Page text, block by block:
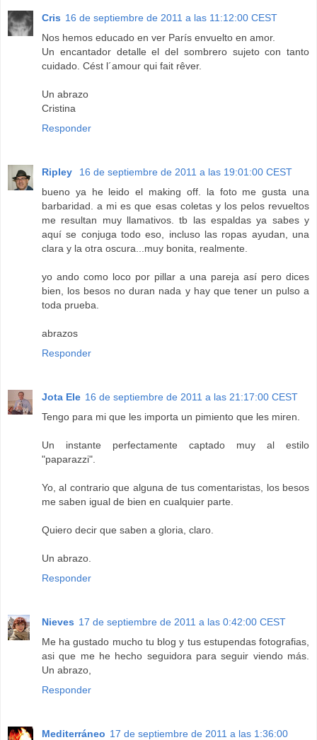
Cris 16 de septiembre de 2011 a las 11:12:00 CEST
Nos hemos educado en ver París envuelto en amor.
Un encantador detalle el del sombrero sujeto con tanto
cuidado. Cést l´amour qui fait rêver.
Un abrazo
Cristina
Responder
Ripley
16 de septiembre de 2011 a las 19:01:00 CEST
bueno ya he leido el making off. la foto me gusta una
barbaridad. a mi es que esas coletas y los pelos revueltos
me resultan muy llamativos. tb las espaldas ya sabes y
aquí se conjuga todo eso, incluso las ropas ayudan, una
clara y la otra oscura...muy bonita, realmente.
yo ando como loco por pillar a una pareja así pero dices
bien, los besos no duran nada y hay que tener un pulso a
toda prueba.
abrazos
Responder
Jota Ele 16 de septiembre de 2011 a las 21:17:00 CEST
Tengo para mi que les importa un pimiento que les miren.
Un instante perfectamente captado muy al estilo
"paparazzi".
Yo, al contrario que alguna de tus comentaristas, los besos
me saben igual de bien en cualquier parte.
Quiero decir que saben a gloria, claro.
Un abrazo.
Responder
Nieves 17 de septiembre de 2011 a las 0:42:00 CEST
Me ha gustado mucho tu blog y tus estupendas fotografias,
asi que me he hecho seguidora para seguir viendo más.
Un abrazo,
Responder
Mediterráneo 17 de septiembre de 2011 a las 1:36:00